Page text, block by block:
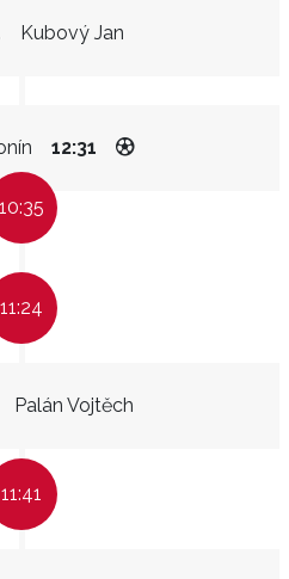
Kubový Jan
12:31
10:35
11:24
Palán Vojtěch
11:41